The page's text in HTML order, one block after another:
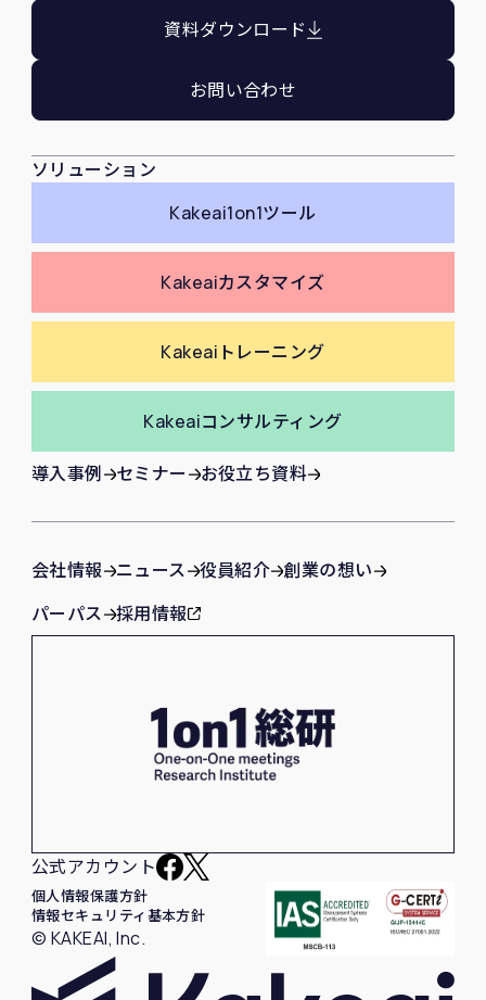
資料ダウンロード
お問い合わせ
ソリューション
Kakeai1on1ツール
Kakeaiカスタマイズ
Kakeai トレーニング
Kakeaiコンサルティング
導入事例 セミナー お役立ち資料
会社情報 ニュース 役員紹介 創業の想い
パーパス
採用情報
公式アカウント
個人情報保護方針
情報セキュリティ基本方針
© KAKEAI, Inc.